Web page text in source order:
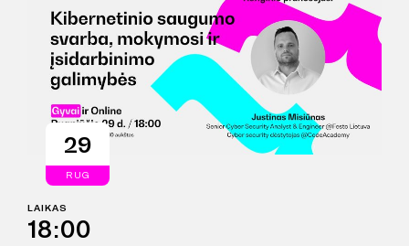
29
RUG
LAIKAS
18:00